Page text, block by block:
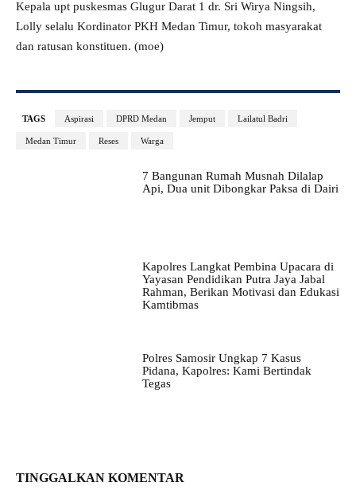
Kepala upt puskesmas Glugur Darat 1 dr. Sri Wirya Ningsih,
Lolly selalu Kordinator PKH Medan Timur, tokoh masyarakat
dan ratusan konstituen. (moe)
TAGS Aspirasi DPRD Medan Jemput Lailatul Badri
Medan Timur Reses Warga
7 Bangunan Rumah Musnah Dilalap
Api, Dua unit Dibongkar Paksa di Dairi
Kapolres Langkat Pembina Upacara di
Yayasan Pendidikan Putra Jaya Jabal
Rahman, Berikan Motivasi dan Edukasi
Kamtibmas
Polres Samosir Ungkap 7 Kasus
Pidana, Kapolres: Kami Bertindak
Tegas
TINGGALKAN KOMENTAR